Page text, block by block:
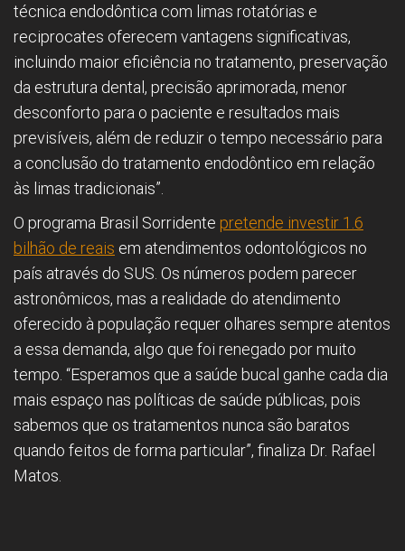
técnica endodôntica com limas rotatórias e
reciprocates oferecem vantagens significativas,
incluindo maior eficiência no tratamento, preservação
da estrutura dental, precisão aprimorada, menor
desconforto para o paciente e resultados mais
previsíveis, além de reduzir o tempo necessário para
a conclusão do tratamento endodôntico em relação
às limas tradicionais”.
O programa Brasil Sorridente pretende investir 1.6
bilhão de reais em atendimentos odontológicos no
país através do SUS. Os números podem parecer
astronômicos, mas a realidade do atendimento
oferecido à população requer olhares sempre atentos
a essa demanda, algo que foi renegado por muito
tempo. “Esperamos que a saúde bucal ganhe cada dia
mais espaço nas políticas de saúde públicas, pois
sabemos que os tratamentos nunca são baratos
quando feitos de forma particular”, finaliza Dr. Rafael
Matos.